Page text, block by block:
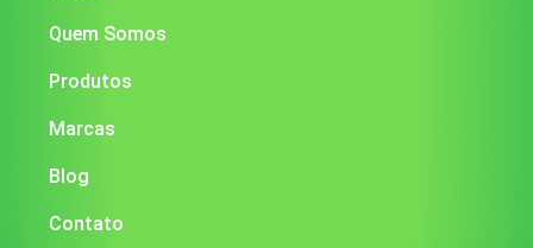
Quem Somos
Produtos
Marcas
Blog
Contato